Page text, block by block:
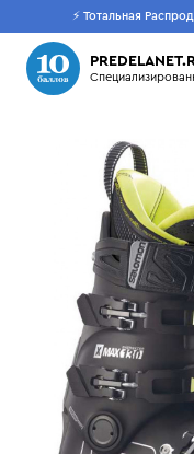
⚡ Тотальная
Что будем искать?